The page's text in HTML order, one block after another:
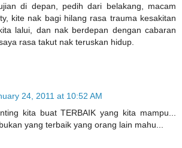
di depan, pedih dari belakang, macam
kite nak bagi hilang rasa trauma kesakitan
lalui, dan nak berdepan dengan cabaran
rasa takut nak teruskan hidup.
24, 2011 at 10:52 AM
kita buat TERBAIK yang kita mampu...
yang terbaik yang orang lain mahu...